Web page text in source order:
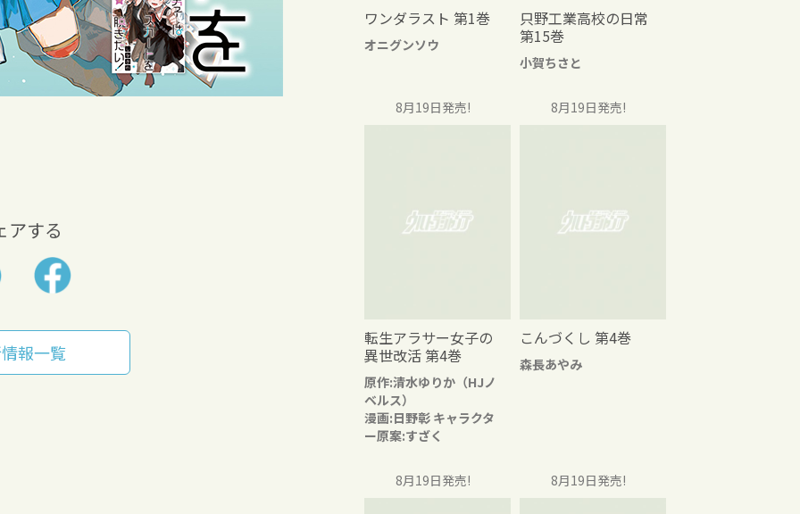
アする
報一覧
ワンダラスト 第1巻
オニグンソウ
只野工業高校の日常
第15巻
小賀ちさと
8月19日発売!
転生アラサー女子の
異世改活 第4巻
原作:清水ゆりか（HJノ
ベルス）
漫画:日野彰 キャラクタ
ー原案:すざく
8月19日発売!
こんづくし 第4巻
森長あやみ
8月19日発売! 8月19日発売!